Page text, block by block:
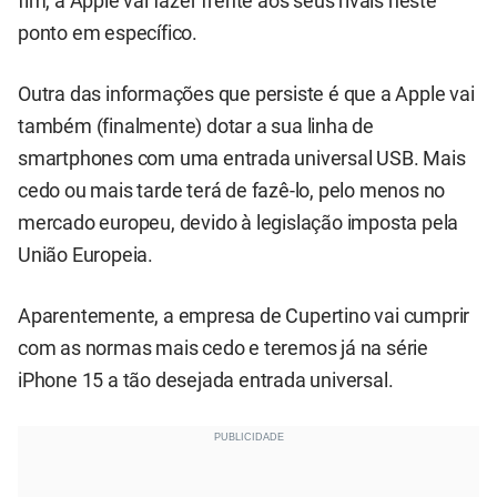
ponto em específico.
Outra das informações que persiste é que a Apple vai
também (finalmente) dotar a sua linha de
smartphones com uma entrada universal USB. Mais
cedo ou mais tarde terá de fazê-lo, pelo menos no
mercado europeu, devido à legislação imposta pela
União Europeia.
Aparentemente, a empresa de Cupertino vai cumprir
com as normas mais cedo e teremos já na série
iPhone 15 a tão desejada entrada universal.